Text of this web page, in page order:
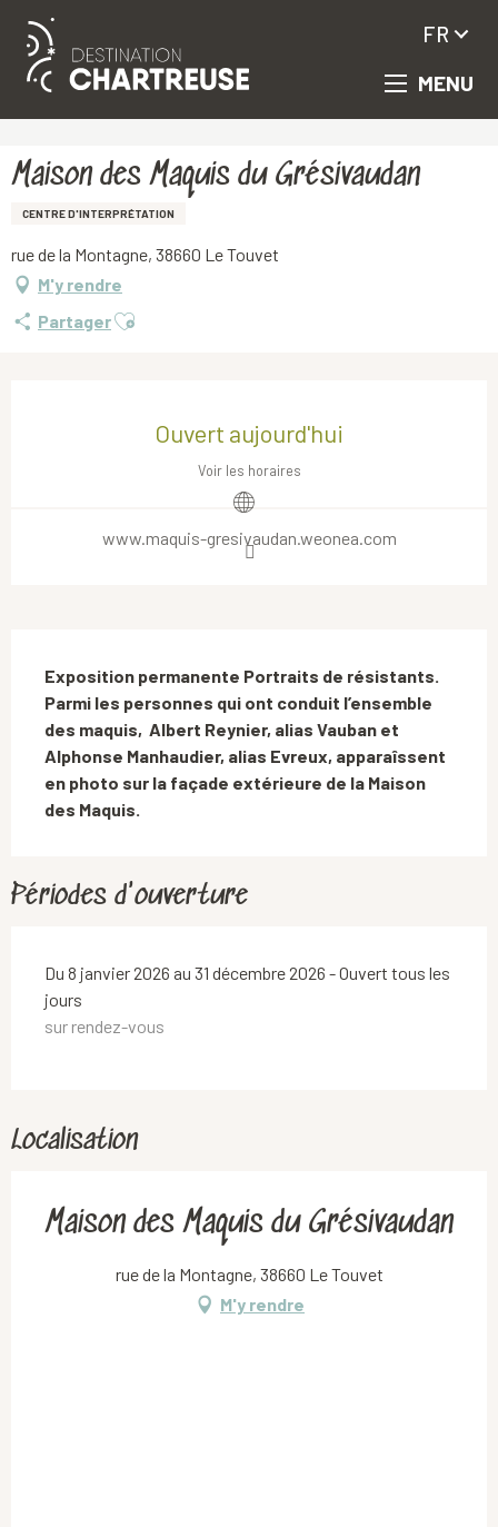
Aller
principal
MENU
FR
Maison des Maquis du Grésivaudan
CENTRE D'INTERPRÉTATION
rue de la Montagne, 38660 Le Touvet
M'y rendre
PartagerAjouter aux favoris
Ouvert aujourd'hui
Voir les horaires
www.maquis-gresivaudan.weonea.com
Exposition permanente Portraits de résistants.
Parmi les personnes qui ont conduit l’ensemble
des maquis,  Albert Reynier, alias Vauban et
Alphonse Manhaudier, alias Evreux, apparaîssent
en photo sur la façade extérieure de la Maison
des Maquis.
Périodes d'ouverture
Du 8 janvier 2026 au 31 décembre 2026 - Ouvert tous les
jours
sur rendez-vous
Localisation
Maison des Maquis du Grésivaudan
rue de la Montagne, 38660 Le Touvet
M'y rendre